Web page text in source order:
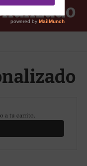
a tu carrito.